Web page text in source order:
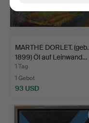
MARTHE DORLET. (geb.
1899) Öl auf Leinwand…
1 Tag
1 Gebot
93 USD